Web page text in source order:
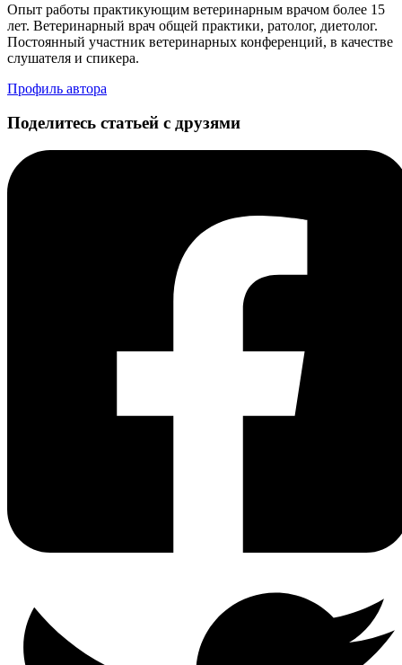
Опыт работы практикующим ветеринарным врачом более 15
лет. Ветеринарный врач общей практики, ратолог, диетолог.
Постоянный участник ветеринарных конференций, в качестве
слушателя и спикера.
Профиль автора
Поделитесь статьей с друзями